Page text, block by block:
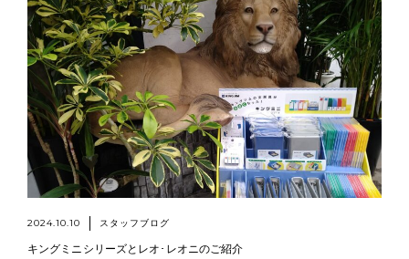
2024.10.10 スタッフブログ
キングミニシリーズとレオ･レオニのご紹介